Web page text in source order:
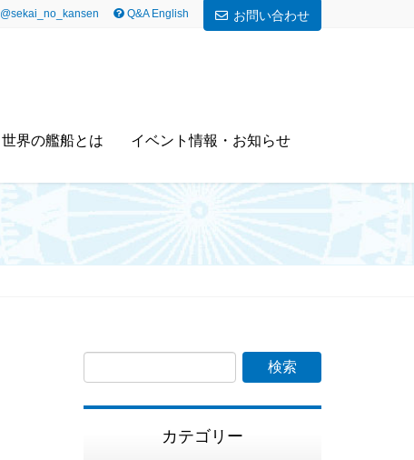
@sekai_no_kansen Q&A English お問い合わせ
世界の艦船とは イベント情報・お知らせ
カテゴリー